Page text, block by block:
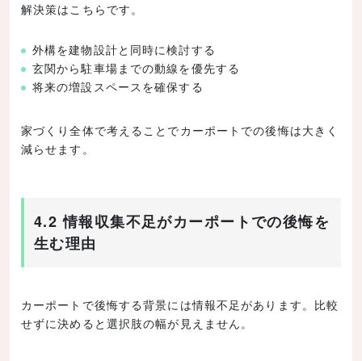
解決策はこちらです。
外構を建物設計と同時に検討する
玄関から駐車場までの動線を優先する
将来の増設スペースを確保する
家づくり全体で考えることでカーポートでの後悔は大きく
減らせます。
4.2 情報収集不足がカーポートでの後悔を
生む理由
カーポートで後悔する背景には情報不足があります。比較
せずに決めると選択肢の幅が見えません。